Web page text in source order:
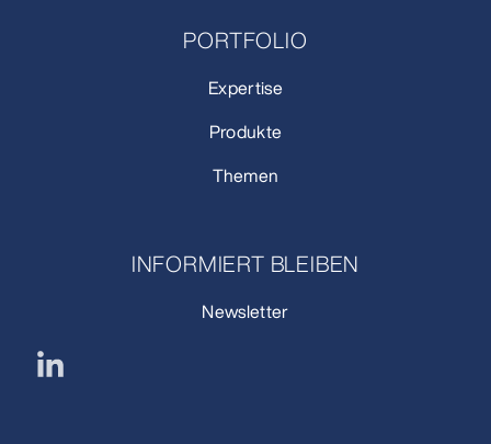
PORTFOLIO
Expertise
Produkte
Themen
INFORMIERT BLEIBEN
Newsletter